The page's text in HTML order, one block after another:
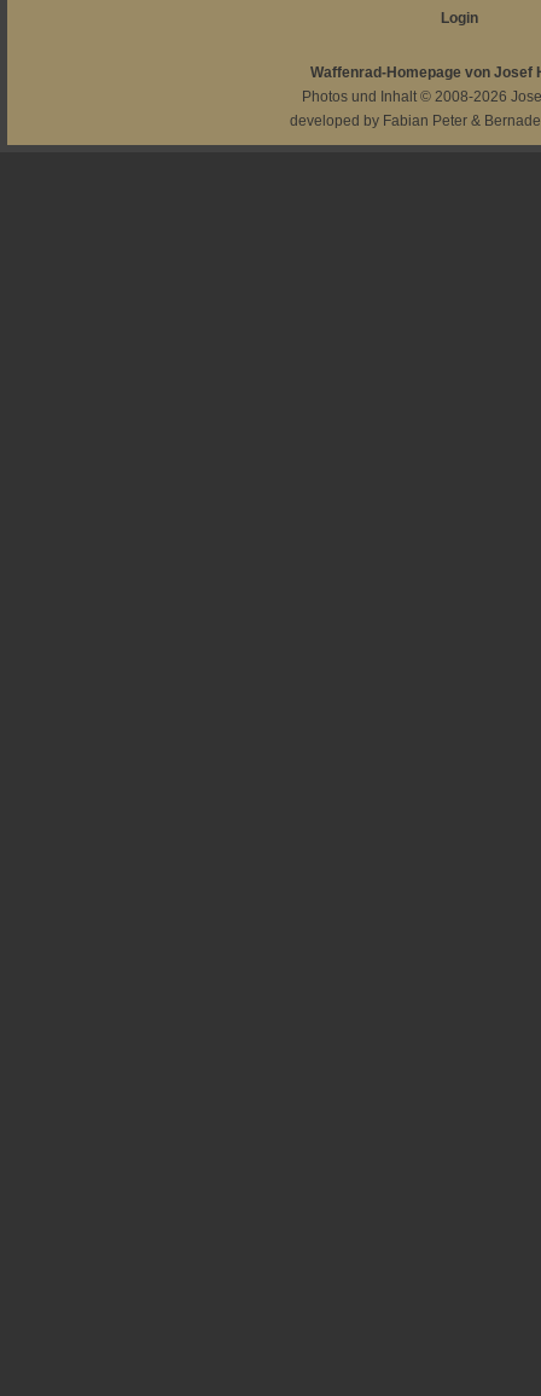
Login
Waffenrad-Homepage von Josef
Photos und Inhalt © 2008-2026
developed by Fabian Peter &